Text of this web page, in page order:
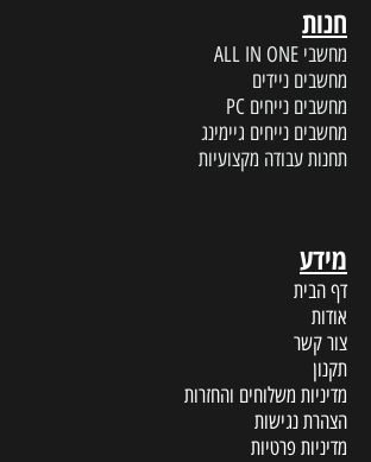
חנות
מחשבי ALL IN ONE
מחשבים ניידים
מחשבים נייחים PC
מחשבים נייחים גיימינג
תחנות עבודה מקצועיות
מידע
דף הבית
אודות
צור קשר
תקנון
מדיניות משלוחים והחזרות
הצהרת נגישות
מדיניות פרטיות